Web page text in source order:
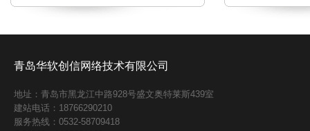
青岛华软创信网络技术有限公司
地址：青岛市黑龙江中路928号盛文奥特莱斯439室
建站电话：18766290210
服务热线：0532-58709418